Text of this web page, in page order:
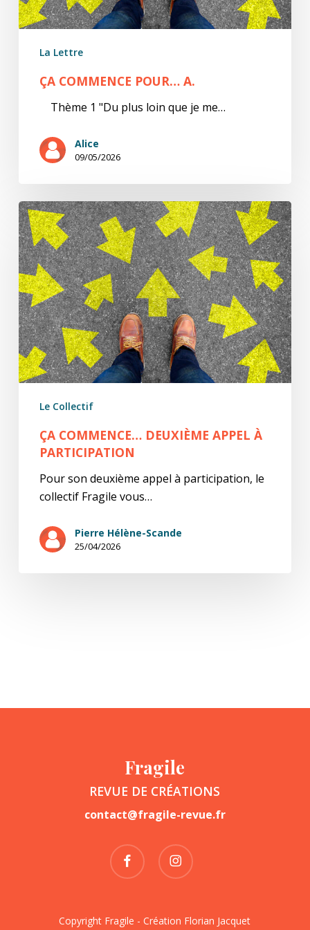
La Lettre
ÇA COMMENCE POUR… A.
Thème 1 "Du plus loin que je me…
Alice
09/05/2026
ÇA
COMMENCE…
Deuxième
appel
à
participation
Le Collectif
ÇA COMMENCE… DEUXIÈME APPEL À
PARTICIPATION
Pour son deuxième appel à participation, le
collectif Fragile vous…
Pierre Hélène-Scande
25/04/2026
Fragile
REVUE DE CRÉATIONS
contact@fragile-revue.fr
facebook instagram
Copyright Fragile - Création Florian Jacquet